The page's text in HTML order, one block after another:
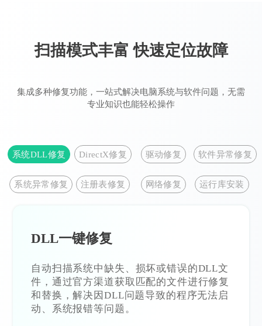
扫描模式丰富 快速定位故障
集成多种修复功能，一站式解决电脑系统与软件问题，无需
专业知识也能轻松操作
系统DLL修复 DirectX修复 驱动修复 软件异常修复
系统异常修复 注册表修复 网络修复 运行库安装
DLL一键修复
自动扫描系统中缺失、损坏或错误的DLL文
件，通过官方渠道获取匹配的文件进行修复
和替换，解决因DLL问题导致的程序无法启
动、系统报错等问题。